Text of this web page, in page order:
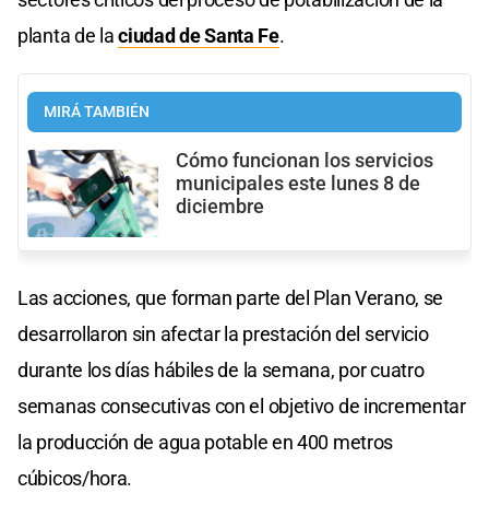
planta de laciudad de Santa Fe.
MIRÁ TAMBIÉN
Cómo funcionan los servicios
municipales este lunes 8 de
diciembre
Las acciones, que forman parte del Plan Verano, se
desarrollaron sin afectar la prestación del servicio
durante los días hábiles de la semana, por cuatro
semanas consecutivas con el objetivo de incrementar
la producción de agua potable en 400 metros
cúbicos/hora.